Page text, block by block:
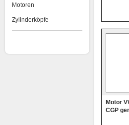
Motoren
Zylinderköpfe
Motor
CGP